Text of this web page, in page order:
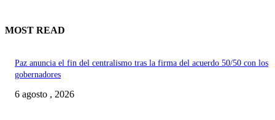
MOST READ
Paz anuncia el fin del centralismo tras la firma del acuerdo 50/50 con los
gobernadores
6 agosto , 2026